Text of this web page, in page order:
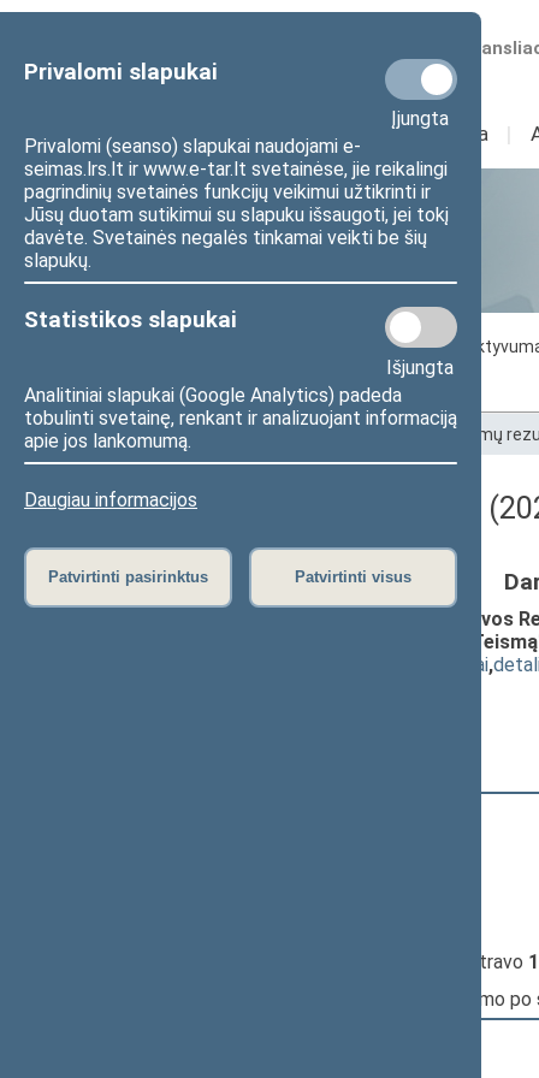
Privalomi slapukai
Įjungta
Privalomi (seanso) slapukai naudojami e-
seimas.lrs.lt ir www.e-tar.lt svetainėse, jie reikalingi
pagrindinių svetainės funkcijų veikimui užtikrinti ir
Jūsų duotam sutikimui su slapuku išsaugoti, jei tokį
davėte. Svetainės negalės tinkamai veikti be šių
slapukų.
Statistikos slapukai
Išjungta
Analitiniai slapukai (Google Analytics) padeda
tobulinti svetainę, renkant ir analizuojant informaciją
apie jos lankomumą.
Daugiau informacijos
Patvirtinti pasirinktus Patvirtinti visus
Numatomos
Sudėtis Veikla I
Statistika
Seimo narių
Seimo narių balsavimų rezultatai
Pradžia Seimo narių balsavimų
Darbotvarkės klausimas
Seimo nutarimo „Dėl apkaltos Lietuvos
Lietuvos Respublikos Konstitucinį
susiję dokumentai,
(užsiregistravo
dėl pritarimo